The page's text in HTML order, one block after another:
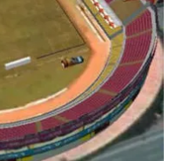
için İnternet
ait çerezler
çeşitli kişisel
çerezler bilgi
daha işlevsel
sizlere yönelik